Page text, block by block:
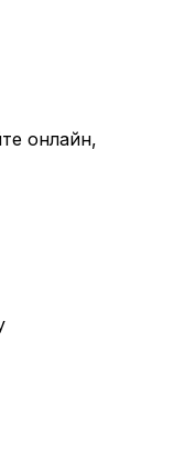
онлайн,